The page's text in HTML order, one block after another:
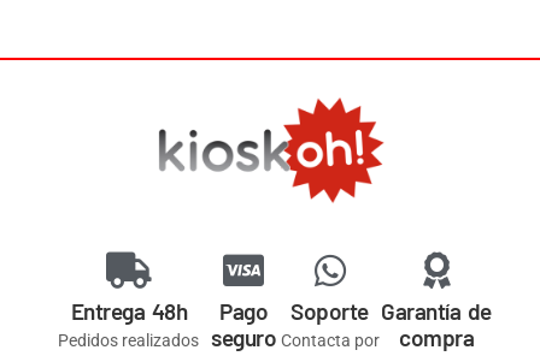
Entrega 48h
Pedidos realizados
Pago
seguro
Soporte
Contacta por
Garantía de
compra